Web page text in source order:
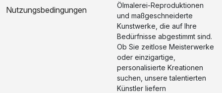
Nutzungsbedingungen
Ölmalerei-Reproduktionen
und maßgeschneiderte
Kunstwerke, die auf Ihre
Bedürfnisse abgestimmt sind.
Ob Sie zeitlose Meisterwerke
oder einzigartige,
personalisierte Kreationen
suchen, unsere talentierten
Künstler liefern